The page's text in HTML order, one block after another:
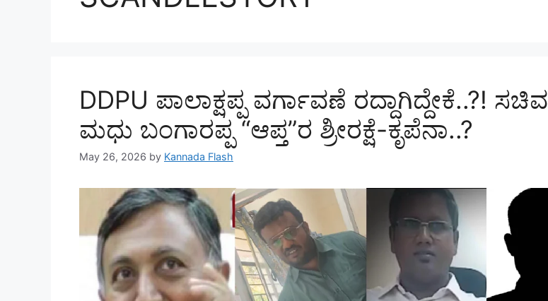
DDPU ಪಾಲಾಕ್ಷಪ್ಪ ವರ್ಗಾವಣೆ ರದ್ದಾಗಿದ್ದೇಕೆ..?! ಸಚಿವ
ಮಧು ಬಂಗಾರಪ್ಪ “ಆಪ್ತ”ರ ಶ್ರೀರಕ್ಷೆ-ಕೃಪೆನಾ..?
May 26, 2026 by Kannada Flash